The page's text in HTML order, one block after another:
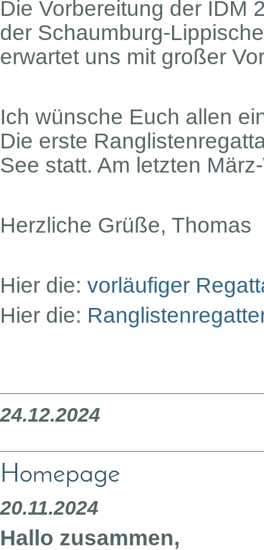
Die Vorbereitung der IDM
der Schaumburg-
erwartet uns mit großer
Ich wünsche Euch allen
Die erste
See statt. Am letzten
Herzliche Grüße, Thomas
Hier die: vorläufiger
Hier die:
24.12.2024
Homepage
20.11.2024
Hallo zusammen,